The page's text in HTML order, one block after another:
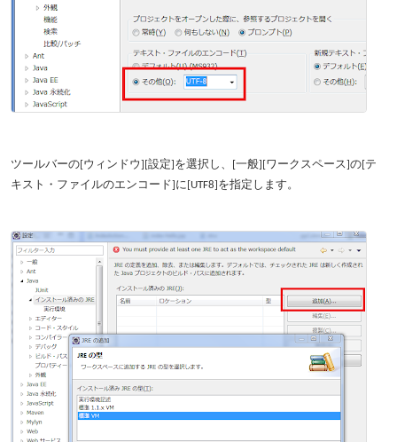
ツールバーの[ウィンドウ][設定]を選択し、[一般][ワークスペース]の[テ
キスト・ファイルのエンコード]に[UTF8]を指定します。